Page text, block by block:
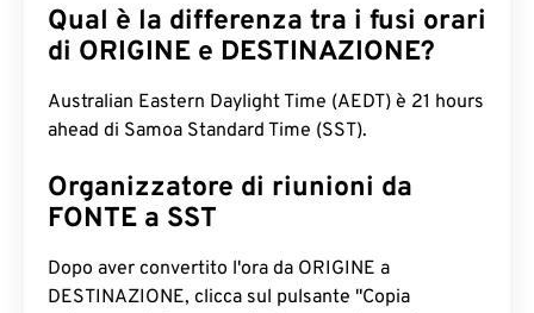
Qual è la differenza tra i fusi orari
di ORIGINE e DESTINAZIONE?
Australian Eastern Daylight Time (AEDT) è 21 hours
ahead di Samoa Standard Time (SST).
Organizzatore di riunioni da
FONTE a SST
Dopo aver convertito l'ora da ORIGINE a
DESTINAZIONE, clicca sul pulsante "Copia